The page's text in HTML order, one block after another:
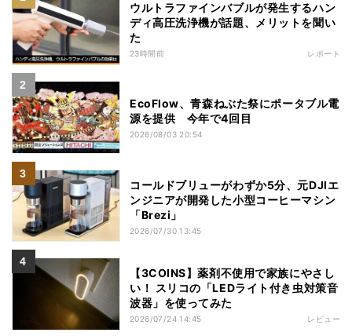
ウルトラファインバブルが発生するハン
ディ高圧洗浄機が話題、メリットを聞い
た
23時間前 レポート
EcoFlow、青森ねぶた祭にポータブル電
源を提供 今年で4回目
2026/08/03 20:54
コールドブリューがわずか5分、元DJIエ
ンジニアが開発した小型コーヒーマシン
「Brezi」
2026/07/30 13:45
【3COINS】薬剤不使用で家族にやさし
い！ スリコの「LEDライト付き虫対策音
波器」を使ってみた
2026/07/24 14:45 レビュー